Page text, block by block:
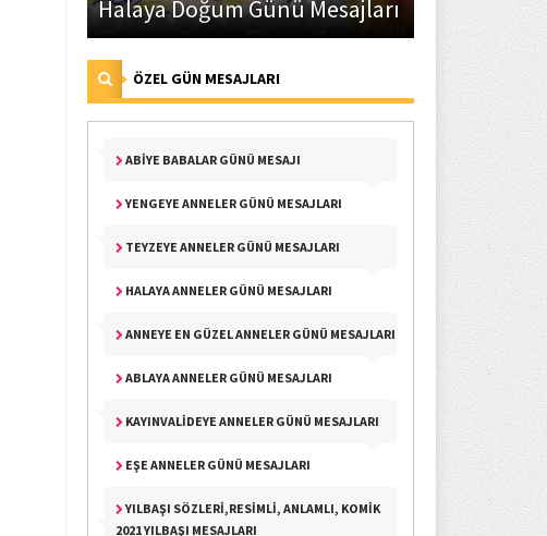
Halaya Doğum Günü Mesajları
ÖZEL GÜN MESAJLARI
ABIYE BABALAR GÜNÜ MESAJI
YENGEYE ANNELER GÜNÜ MESAJLARI
TEYZEYE ANNELER GÜNÜ MESAJLARI
HALAYA ANNELER GÜNÜ MESAJLARI
ANNEYE EN GÜZEL ANNELER GÜNÜ MESAJLARI
ABLAYA ANNELER GÜNÜ MESAJLARI
KAYINVALIDEYE ANNELER GÜNÜ MESAJLARI
EŞE ANNELER GÜNÜ MESAJLARI
YILBAŞI SÖZLERI,RESIMLI, ANLAMLI, KOMIK
2021 YILBAŞI MESAJLARI